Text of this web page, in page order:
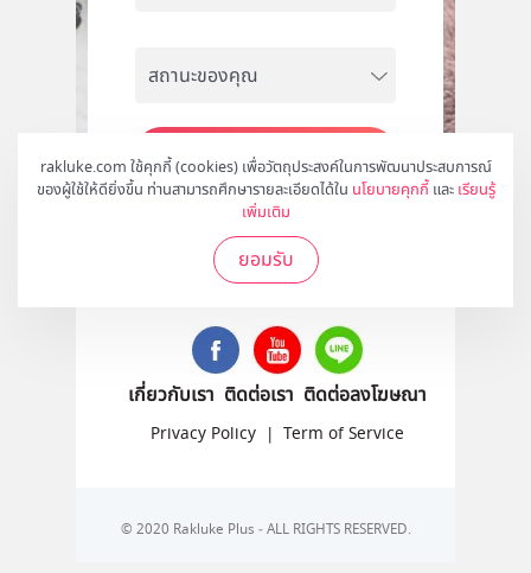
rakluke.com ใช้คุกกี้ (cookies) เพื่อวัตถุประสงค์ในการพัฒนาประสบการณ์
ของผู้ใช้ให้ดียิ่งขึ้น ท่านสามารถศึกษารายละเอียดได้ใน นโยบายคุกกี้ และ เรียนรู้
เพิ่มเติม
ยอมรับ
สมัคร
ติดตามเราได้ที่
เกี่ยวกับเรา ติดต่อเรา ติดต่อลงโฆษณา
Privacy Policy | Term of Service
© 2020 Rakluke Plus - ALL RIGHTS RESERVED.